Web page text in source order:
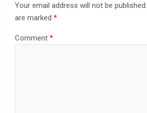
Your email address will not be published.
are marked *
Comment *